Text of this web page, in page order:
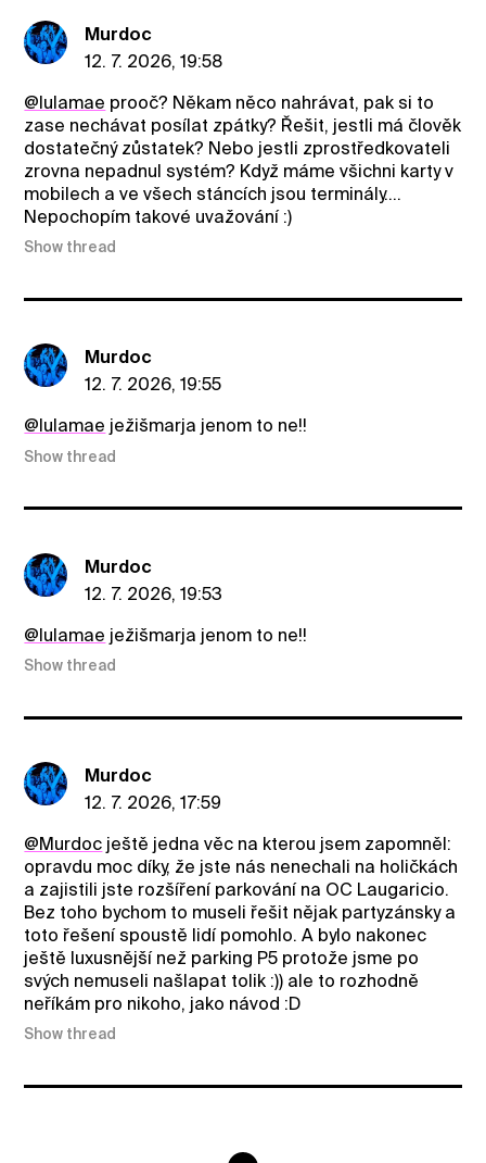
Murdoc
12. 7. 2026, 19:58
@lulamae prooč? Někam něco nahrávat, pak si to
zase nechávat posílat zpátky? Řešit, jestli má člověk
dostatečný zůstatek? Nebo jestli zprostředkovateli
zrovna nepadnul systém? Když máme všichni karty v
mobilech a ve všech stáncích jsou terminály....
Nepochopím takové uvažování :)
Show thread
Murdoc
12. 7. 2026, 19:55
@lulamae ježišmarja jenom to ne!!
Show thread
Murdoc
12. 7. 2026, 19:53
@lulamae ježišmarja jenom to ne!!
Show thread
Murdoc
12. 7. 2026, 17:59
@Murdoc ještě jedna věc na kterou jsem zapomněl:
opravdu moc díky, že jste nás nenechali na holičkách
a zajistili jste rozšíření parkování na OC Laugaricio.
Bez toho bychom to museli řešit nějak partyzánsky a
toto řešení spoustě lidí pomohlo. A bylo nakonec
ještě luxusnější než parking P5 protože jsme po
svých nemuseli našlapat tolik :)) ale to rozhodně
neříkám pro nikoho, jako návod :D
Show thread